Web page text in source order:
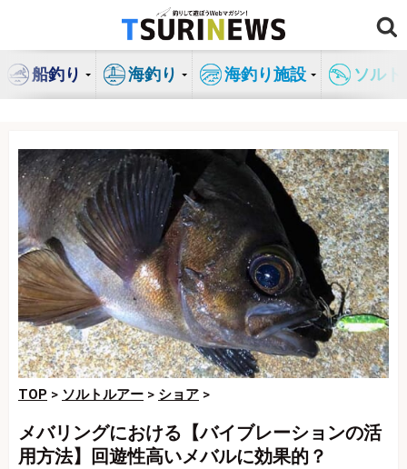
ン
船釣り 海釣り 海釣り施設 ソル
TOP > ソルトルアー > ショア >
メバリングにおける【バイブレーションの活
用方法】回遊性高いメバルに効果的？